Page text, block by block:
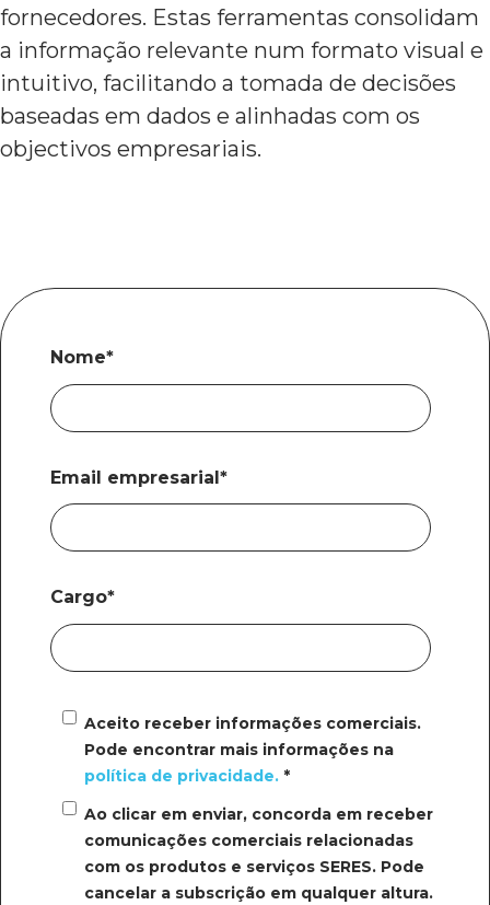
fornecedores. Estas ferramentas consolidam
a informação relevante num formato visual e
intuitivo, facilitando a tomada de decisões
baseadas em dados e alinhadas com os
objectivos empresariais.
Nome*
Email empresarial*
Cargo*
Aceito receber informações comerciais.
Pode encontrar mais informações na
política de privacidade. *
Ao clicar em enviar, concorda em receber
comunicações comerciais relacionadas
com os produtos e serviços SERES. Pode
cancelar a subscrição em qualquer altura.